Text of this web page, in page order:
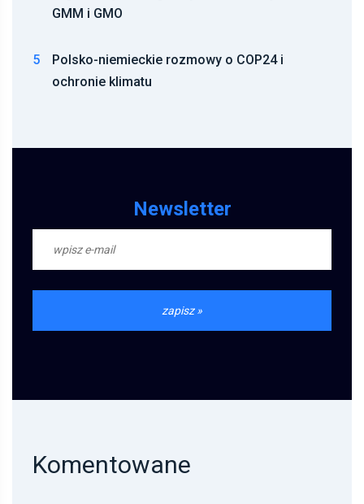
GMM i GMO
5
Polsko-niemieckie rozmowy o COP24 i
ochronie klimatu
Newsletter
Komentowane